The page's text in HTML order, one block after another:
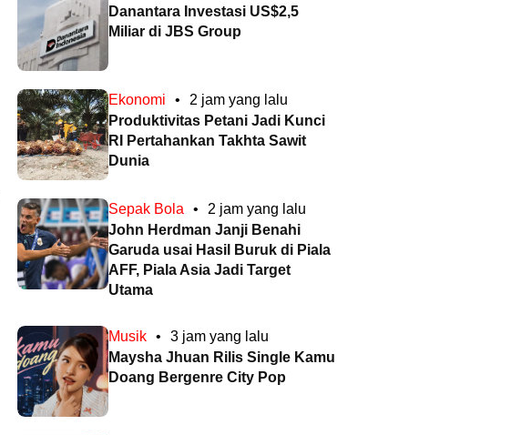
Danantara Investasi US$2,5
Miliar di JBS Group
Ekonomi •
2 jam yang lalu
Produktivitas Petani Jadi Kunci
RI Pertahankan Takhta Sawit
Dunia
Sepak Bola •
2 jam yang lalu
John Herdman Janji Benahi
Garuda usai Hasil Buruk di Piala
AFF, Piala Asia Jadi Target
Utama
Musik •
3 jam yang lalu
Maysha Jhuan Rilis Single Kamu
Doang Bergenre City Pop